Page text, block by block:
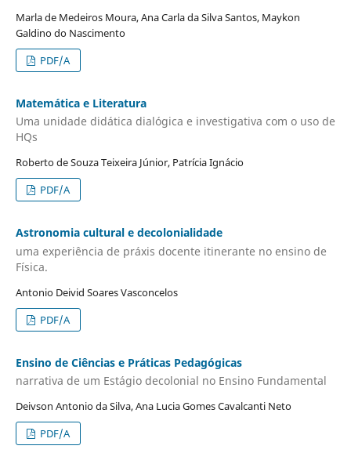
Marla de Medeiros Moura, Ana Carla da Silva Santos, Maykon
Galdino do Nascimento
PDF/A
Matemática e Literatura
Uma unidade didática dialógica e investigativa com o uso de
HQs
Roberto de Souza Teixeira Júnior, Patrícia Ignácio
PDF/A
Astronomia cultural e decolonialidade
uma experiência de práxis docente itinerante no ensino de
Física.
Antonio Deivid Soares Vasconcelos
PDF/A
Ensino de Ciências e Práticas Pedagógicas
narrativa de um Estágio decolonial no Ensino Fundamental
Deivson Antonio da Silva, Ana Lucia Gomes Cavalcanti Neto
PDF/A